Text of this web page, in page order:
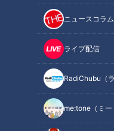
ニュースコラム
ライブ配信
RadiChubu（
me:tone（ミー
馬籠宿(まごめじゅく)か
ゾート湯舟沢(ゆぶねさわ)
天然温泉や温水プールが
れに大人気の施設です。
今年7月には、パワーア